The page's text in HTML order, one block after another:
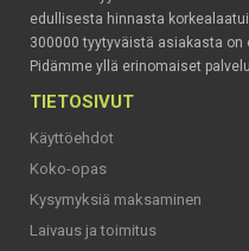
edullisesta hinnasta
300000 tyytyväistä asiakasta
Pidämme yllä erinomaiset
TIETOSIVUT
Käyttöehdot
Koko-opas
Kysymyksiä maksaminen
Laivaus ja toimitus